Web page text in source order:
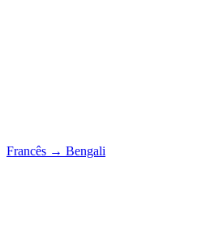
Francês → Bengali